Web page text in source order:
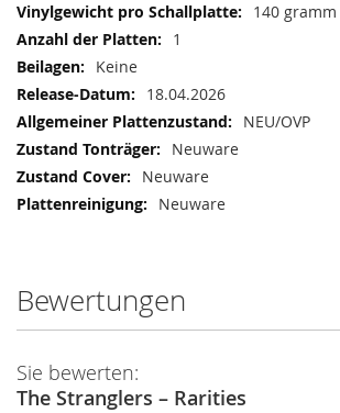
140 gramm
1
Keine
18.04.2026
NEU/OVP
Neuware
Neuware
Neuware
Bewertungen
Sie bewerten:
The Stranglers – Rarities